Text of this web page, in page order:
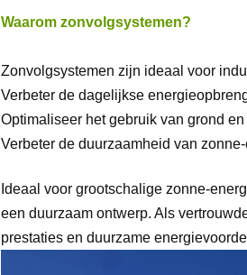
Waarom zonvolgsystemen?
Zonvolgsystemen zijn ideaal voor
Verbeter de dagelijkse
Optimaliseer het gebruik van grond
Verbeter de duurzaamheid van
Ideaal voor grootschalige zonne-
een duurzaam ontwerp. Als
prestaties en duurzame